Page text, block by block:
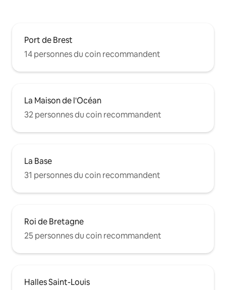
Port de Brest
14 personnes du coin recommandent
La Maison de l'Océan
32 personnes du coin recommandent
La Base
31 personnes du coin recommandent
Roi de Bretagne
25 personnes du coin recommandent
Halles Saint-Louis